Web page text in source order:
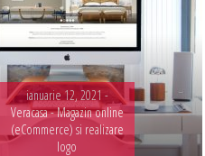
ianuarie 12, 2021 -
Veracasa - Magazin online
(eCommerce) si realizare
logo